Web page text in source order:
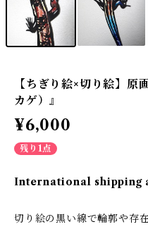
【ちぎり絵×切り絵】
カゲ）』
¥6,000
残り1点
International shipping
切り絵の黒い線で輪郭や存在